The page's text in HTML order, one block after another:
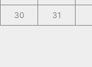
30 31